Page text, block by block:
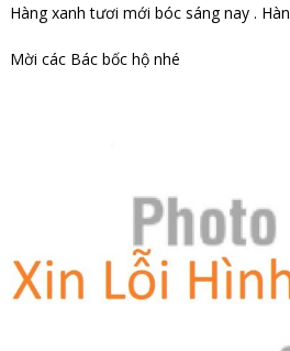
Hàng xanh tươi mới bóc sáng nay .
Mời các Bác bốc hộ nhé